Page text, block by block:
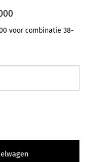
voor combinatie 38-